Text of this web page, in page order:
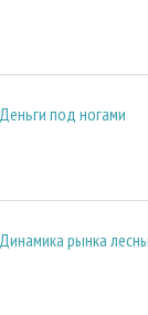
Деньги под ногами
Динамика рынка